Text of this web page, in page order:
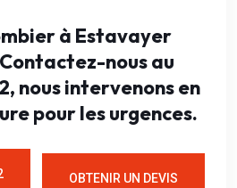
à Estavayer
nous au
nous intervenons en
pour les urgences.
OBTENIR UN DEVIS